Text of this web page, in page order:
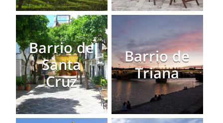
Barrio de
Santa
Cruz
Barrio de
Triana